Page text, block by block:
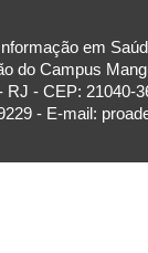
em
do Campus
RJ - CEP: 21040-
- E-mail: